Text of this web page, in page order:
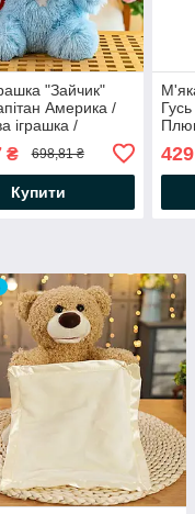
"Зайчик"
Америка /
іграшка /
₴ 698,81 ₴
Купити
429